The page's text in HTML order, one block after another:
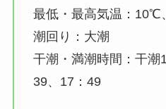
最低・最高気温：
潮回り：大潮
干潮・満潮時間：干潮
39、17：49